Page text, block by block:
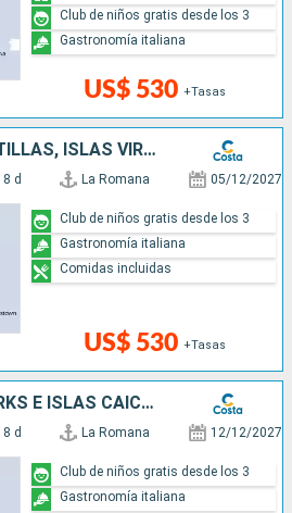
US$ 530 +Tasas
Club de niños gratis desde los 3
Gastronomía italiana
REP. DOMINICANA, ANTILLAS, ISLAS VÍRGENES
8 d La Romana 05/12/2027
US$ 530 +Tasas
Club de niños gratis desde los 3
Gastronomía italiana
Comidas incluidas
REP. DOMINICANA, TURKS E ISLAS CAICOS
8 d La Romana 12/12/2027
Club de niños gratis desde los 3
Gastronomía italiana